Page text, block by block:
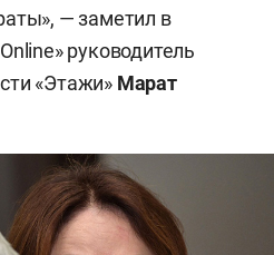
— заметил в
руководитель
«Этажи» Марат